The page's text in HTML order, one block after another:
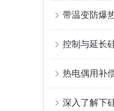
深入了解下